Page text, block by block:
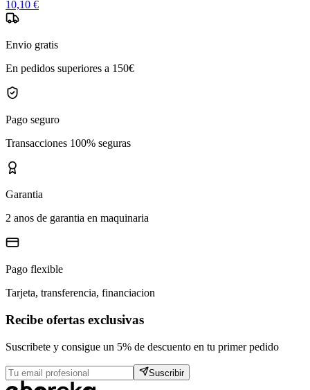
10,10 €
Envio gratis
En pedidos superiores a 150€
Pago seguro
Transacciones 100% seguras
Garantia
2 anos de garantia en maquinaria
Pago flexible
Tarjeta, transferencia, financiacion
Recibe ofertas exclusivas
Suscribete y consigue un 5% de descuento en tu primer pedido
Suscribir